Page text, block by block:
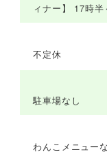
ィナー】 17時半
不定休
駐車場なし
わんこメニュー